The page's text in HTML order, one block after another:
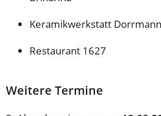
Keramikwerkstatt
Restaurant 1627
Weitere Termine